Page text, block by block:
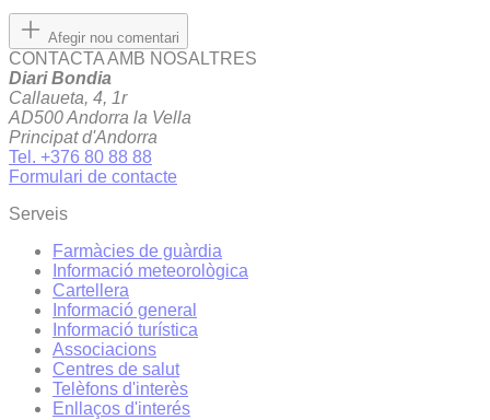
Afegir nou comentari
CONTACTA AMB NOSALTRES
Diari Bondia
Callaueta, 4, 1r
AD500 Andorra la Vella
Principat d'Andorra
Tel. +376 80 88 88
Formulari de contacte
Serveis
Farmàcies de guàrdia
Informació meteorològica
Cartellera
Informació general
Informació turística
Associacions
Centres de salut
Telèfons d'interès
Enllaços d'interés